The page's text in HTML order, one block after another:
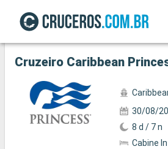
Ver a 45 fotos
Cruzeiro Caribbean
30/08/
8 d / 7 n
Cabine